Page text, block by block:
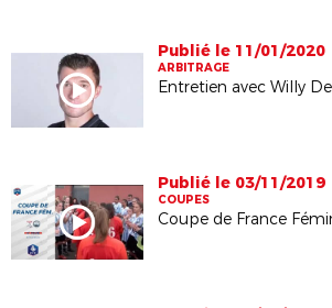
Publié le 11/01/2020
ARBITRAGE
Entretien avec Willy
Publié le 03/11/2019
COUPES